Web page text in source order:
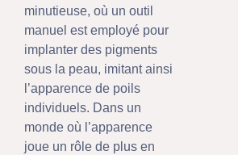
minutieuse, où un outil
manuel est employé pour
implanter des pigments
sous la peau, imitant ainsi
l’apparence de poils
individuels. Dans un
monde où l’apparence
joue un rôle de plus en